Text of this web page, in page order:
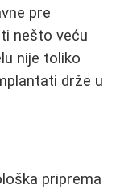
pre
nešto veću
nije toliko
drže u
priprema